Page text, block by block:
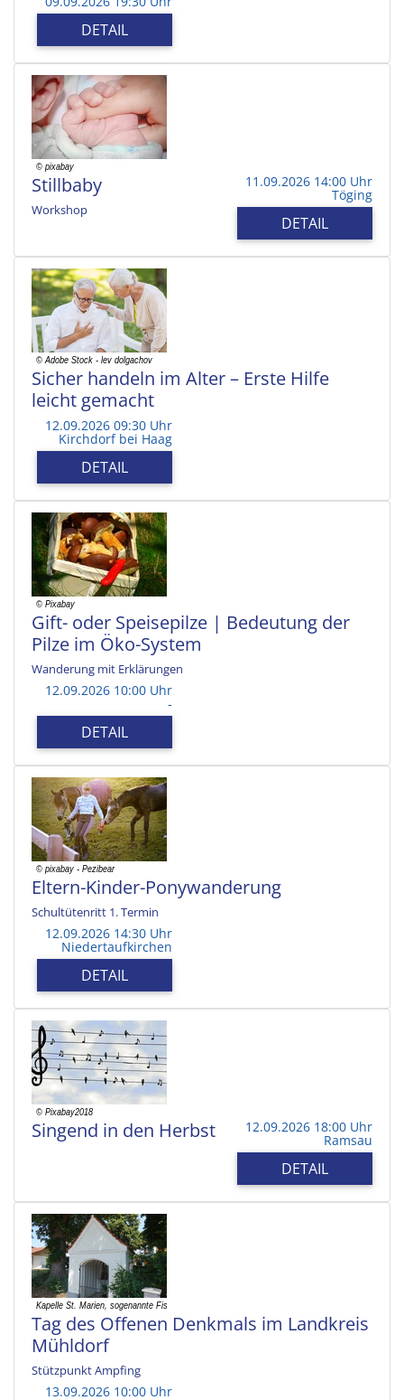
DETAIL
Stillbaby
Workshop
11.09.2026 14:00 Uhr
Töging
DETAIL
Sicher handeln im Alter – Erste Hilfe
leicht gemacht
12.09.2026 09:30 Uhr
Kirchdorf bei Haag
DETAIL
Gift- oder Speisepilze | Bedeutung der
Pilze im Öko-System
Wanderung mit Erklärungen
12.09.2026 10:00 Uhr
-
DETAIL
Eltern-Kinder-Ponywanderung
Schultütenritt 1. Termin
12.09.2026 14:30 Uhr
Niedertaufkirchen
DETAIL
Singend in den Herbst 12.09.2026 18:00 Uhr
Ramsau
DETAIL
Tag des Offenen Denkmals im Landkreis
Mühldorf
Stützpunkt Ampfing
13.09.2026 10:00 Uhr